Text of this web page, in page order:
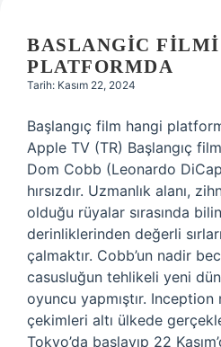
BASLANGIC
PLATFORMDA
Tarih: Kasım 22, 2024
Başlangıç film hangi
Apple TV (TR) Başlangıç
Dom Cobb (Leonardo
hırsızdır. Uzmanlık alanı,
olduğu rüyalar sırasında
derinliklerinden değerli
çalmaktır. Cobb’un nadir
casusluğun tehlikeli yeni
oyuncu yapmıştır. Inception
çekimleri altı ülkede
Tokyo’da başlayıp 22